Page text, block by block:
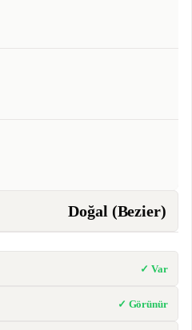
Doğal (Bezier)
✓ Var
✓ Görünür